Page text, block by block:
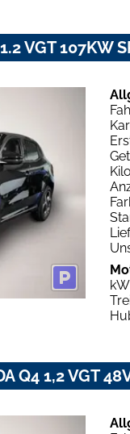
VGT 107KW
Q4 1,2 VGT